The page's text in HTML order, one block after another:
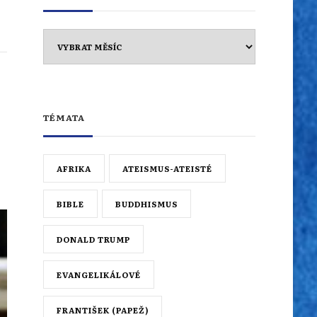
TÉMATA
AFRIKA ATEISMUS-ATEISTÉ
BIBLE BUDDHISMUS
DONALD TRUMP
EVANGELIKÁLOVÉ
FRANTIŠEK (PAPEŽ)